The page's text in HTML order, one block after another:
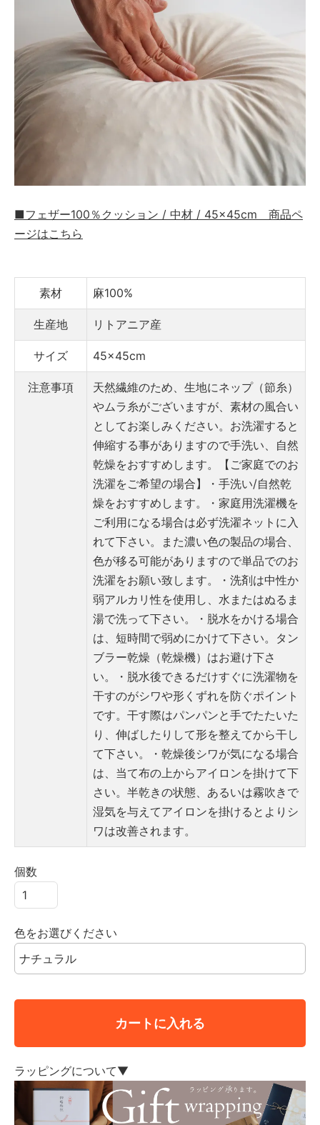
■フェザー100％クッション / 中材 / 45×45cm 商品ペ
ージはこちら
素材 麻100%
生産地 リトアニア産
サイズ 45×45cm
注意事項
天然繊維のため、生地にネップ（節糸）
やムラ糸がございますが、素材の風合い
としてお楽しみください。お洗濯すると
伸縮する事がありますので手洗い、自然
乾燥をおすすめします。
【ご家庭でのお
洗濯をご希望の場合】
・手洗い/自然乾
燥をおすすめします。
・家庭用洗濯機を
ご利用になる場合は必ず洗濯ネットに入
れて下さい。また濃い色の製品の場合、
色が移る可能がありますので単品でのお
洗濯をお願い致します。
・洗剤は中性か
弱アルカリ性を使用し、水またはぬるま
湯で洗って下さい。
・脱水をかける場合
は、短時間で弱めにかけて下さい。タン
ブラー乾燥（乾燥機）はお避け下さ
い。
・脱水後できるだけすぐに洗濯物を
干すのがシワや形くずれを防ぐポイント
です。干す際はパンパンと手でたたいた
り、伸ばしたりして形を整えてから干し
て下さい。
・乾燥後シワが気になる場合
は、当て布の上からアイロンを掛けて下
さい。半乾きの状態、あるいは霧吹きで
湿気を与えてアイロンを掛けるとよりシ
ワは改善されます。
個数
色をお選びください
カートに入れる
ラッピングについて▼